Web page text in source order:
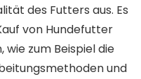
des Futters aus. Es
von Hundefutter
zum Beispiel die
und